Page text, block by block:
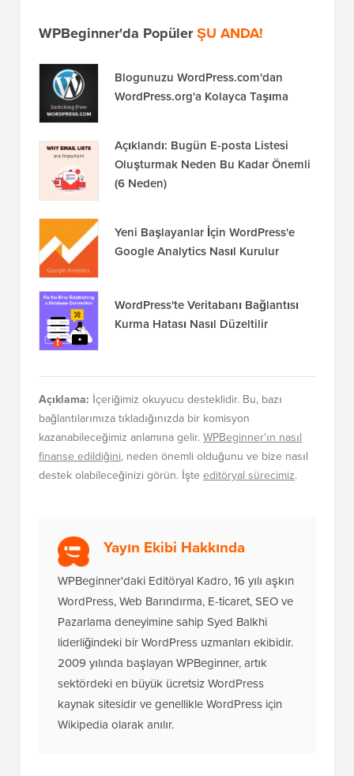
WPBeginner'da PopülerŞU ANDA!
Blogunuzu WordPress.com'dan
WordPress.org'a Kolayca Taşıma
Açıklandı: Bugün E-posta Listesi
Oluşturmak Neden Bu Kadar Önemli
(6 Neden)
Yeni Başlayanlar İçin WordPress'e
Google Analytics Nasıl Kurulur
WordPress'te Veritabanı Bağlantısı
Kurma Hatası Nasıl Düzeltilir
Açıklama: İçeriğimiz okuyucu desteklidir. Bu, bazı
bağlantılarımıza tıkladığınızda bir komisyon
kazanabileceğimiz anlamına gelir.WPBeginner'ın nasıl
finanse edildiğini, neden önemli olduğunu ve bize nasıl
destek olabileceğinizi görün. İşte editöryal sürecimiz.
Yayın Ekibi Hakkında
WPBeginner'daki Editöryal Kadro, 16 yılı aşkın
WordPress, Web Barındırma, E-ticaret, SEO ve
Pazarlama deneyimine sahip Syed Balkhi
liderliğindeki bir WordPress uzmanları ekibidir.
2009 yılında başlayan WPBeginner, artık
sektördeki en büyük ücretsiz WordPress
kaynak sitesidir ve genellikle WordPress için
Wikipedia olarak anılır.